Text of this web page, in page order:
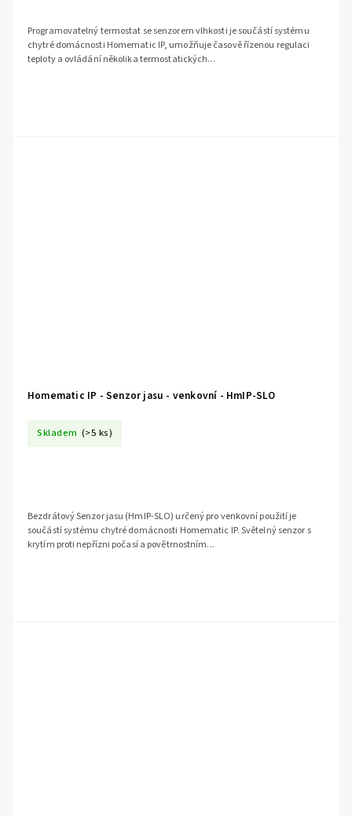
Programovatelný termostat se senzorem vlhkosti je součástí systému
chytré domácnosti Homematic IP, umožňuje časově řízenou regulaci
teploty a ovládání několika termostatických...
Homematic IP - Senzor jasu - venkovní - HmIP-SLO
Skladem (>5 ks)
Bezdrátový Senzor jasu (HmIP-SLO) určený pro venkovní použití je
součástí systému chytré domácnosti Homematic IP. Světelný senzor s
krytím proti nepřízni počasí a povětrnostním...